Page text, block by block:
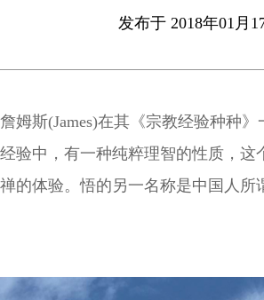
发布于 2018年01月
詹姆斯(James)在其《宗教经验种种
经验中，有一种纯粹理智的性质，
禅的体验。悟的另一名称是中国人所